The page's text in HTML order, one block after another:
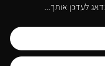
לעדכן אותך...